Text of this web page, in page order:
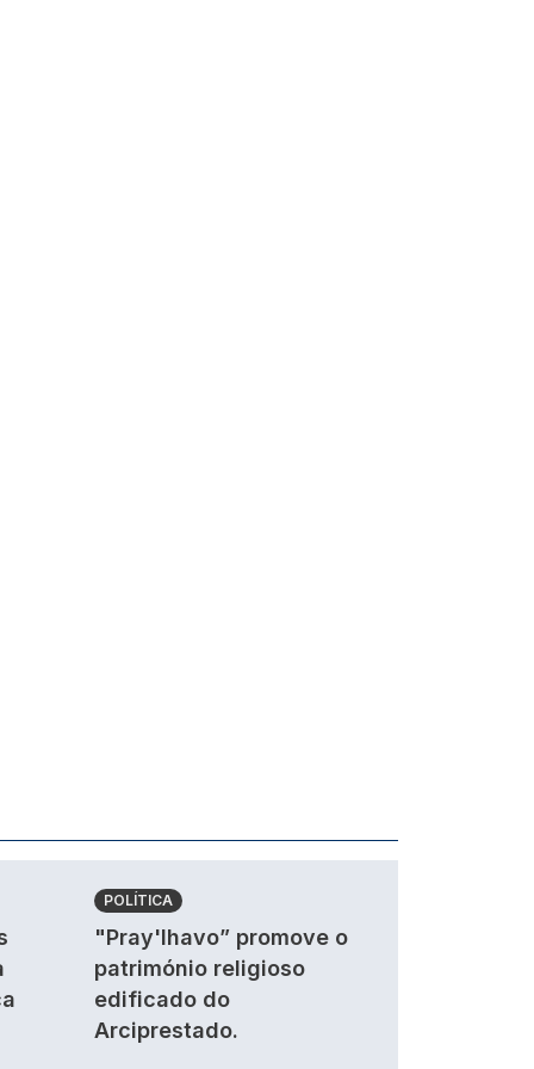
POLÍTICA
"Pray'lhavo” promove o
património religioso
edificado do
Arciprestado.